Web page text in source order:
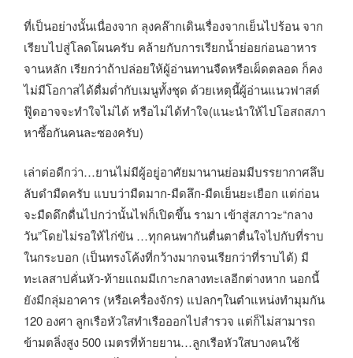
ที่เป็นอย่างนั้นเนื่องจาก ลุงคล๊ากเดินเรื่องจากเย็นไปร้อน จาก
เรียบไปสู่โลดโผนครับ คล้ายกับการเรียกน้ำย่อยก่อนอาหาร
จานหลัก เรียกว่าถ้าปล่อยให้ผู้อ่านทานจืดหรือเผ็ดตลอด ก็คง
ไม่มีโอกาสได้ดื่มด่ำกับเมนูทั้งชุด ด้วยเหตุนี้ผู้อ่านแนวฟาสต์
ฟู๊ดอาจจะทำใจไม่ได้ หรือไม่ได้ทำใจ(แนะนำให้ไปโอสถสภา
หาซึ้อกันคนละซองครับ)
เล่าต่อดีกว่า…ยานไม่มีผู้อยู่อาศัยมานานย่อมมีบรรยากาศลึบ
ลับดำมืดครับ แบบว่ามืดมาก-มืดลึก-มืดเย็นยะเยือก แต่ก่อน
จะมืดดึกดื่นไปกว่านั้นไฟก็เปิดขึ้น รามา เข้าสู่สภาวะ“กลาง
วัน”โดยไม่รอให้ไก่ขัน …ทุกคนพากันตื่นตาตื่นใจไปกับที่ราบ
ในกระบอก (เป็นทรงโค้งที่กว้างมากจนเรียกว่าที่ราบได้) มี
ทะเลสาปคั่นหัว-ท้ายแถมมีเกาะกลางทะเลอีกต่างหาก นอกนี้
ยังมีกลุ่มอาคาร (หรือเครื่องจักร) แปลกๆในตำแหน่งทำมุมกัน
120 องศา ลูกเรือหัวใสทำเรือออกไปสำรวจ แต่ก็ไม่สามารถ
ข้ามตลิ่งสูง 500 เมตรที่ท้ายยาน…ลูกเรือหัวใสบางคนใช้